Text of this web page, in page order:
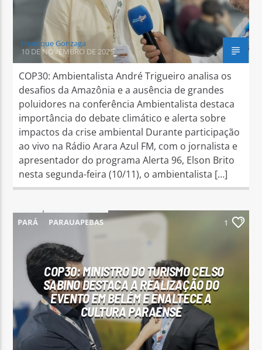
Henrique Gonzaga
10 DE NOVEMBRO DE 2025
COP30: Ambientalista André Trigueiro analisa os
desafios da Amazônia e a ausência de grandes
poluidores na conferência Ambientalista destaca
importância do debate climático e alerta sobre
impactos da crise ambiental Durante participação
ao vivo na Rádio Arara Azul FM, com o jornalista e
apresentador do programa Alerta 96, Elson Brito
nesta segunda-feira (10/11), o ambientalista […]
PARÁ PARAUAPEBAS 1
COP30: MINISTRO DO TURISMO CELSO
SABINO DESTACA A REALIZAÇÃO DO
EVENTO EM BELÉM E ENALTECE A
CULTURA PARAENSE